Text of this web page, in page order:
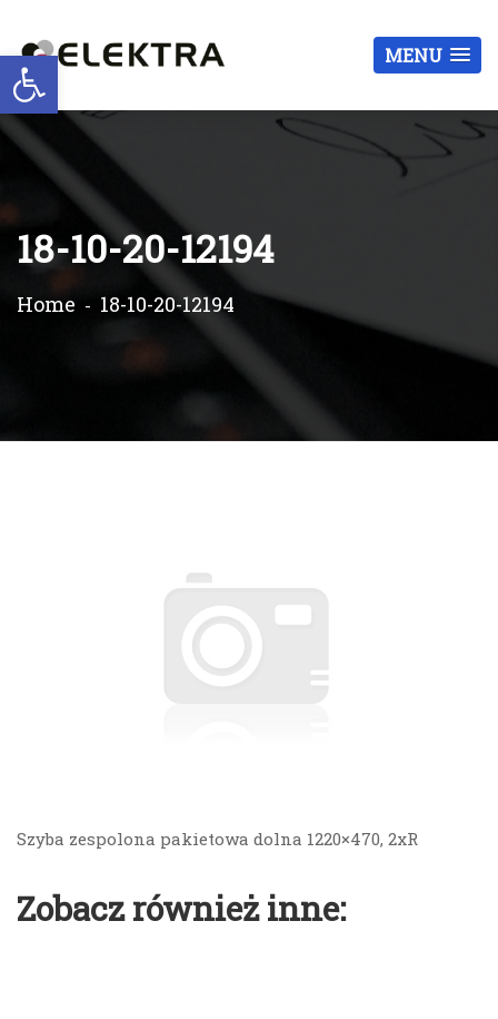
Otwórz pasek narzędzi MENU
18-10-20-12194
Home 18-10-20-12194
Szyba zespolona pakietowa dolna 1220×470, 2xR
Zobacz również inne: